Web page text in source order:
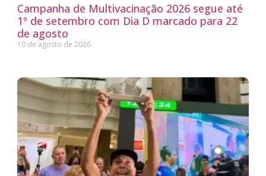
Campanha de Multivacinação 2026 segue até
1º de setembro com Dia D marcado para 22
de agosto
10 de agosto de 2026